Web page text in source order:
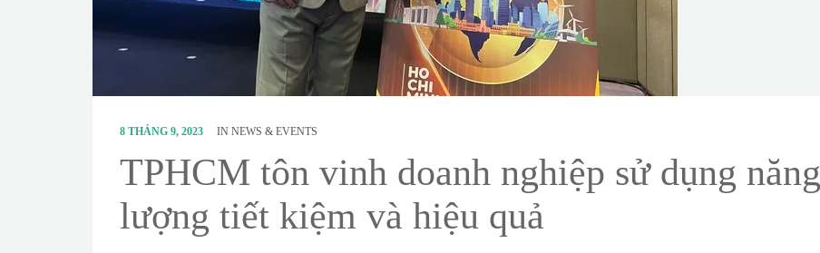
8 THÁNG 9, 2023 IN NEWS & EVENTS
TPHCM tôn vinh doanh nghiệp sử dụng năng
lượng tiết kiệm và hiệu quả